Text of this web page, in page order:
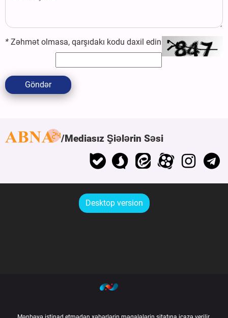
* Zəhmət olmasa, qarşıdakı kodu daxil edin
Göndər
Mediasız Şiələrin Səsi
Desktop version